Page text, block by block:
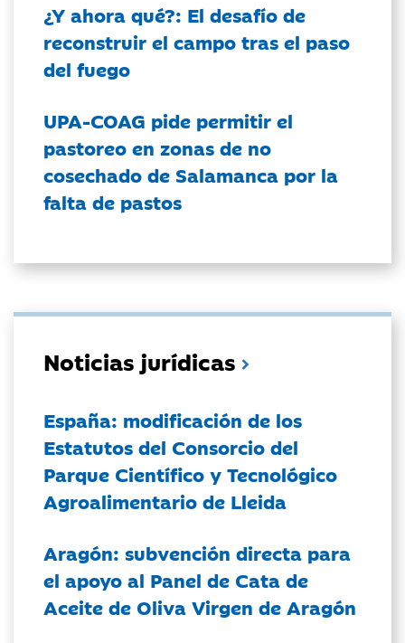
¿Y ahora qué?: El desafío de
reconstruir el campo tras el paso
del fuego
UPA-COAG pide permitir el
pastoreo en zonas de no
cosechado de Salamanca por la
falta de pastos
Noticias jurídicas
España: modificación de los
Estatutos del Consorcio del
Parque Científico y Tecnológico
Agroalimentario de Lleida
Aragón: subvención directa para
el apoyo al Panel de Cata de
Aceite de Oliva Virgen de Aragón